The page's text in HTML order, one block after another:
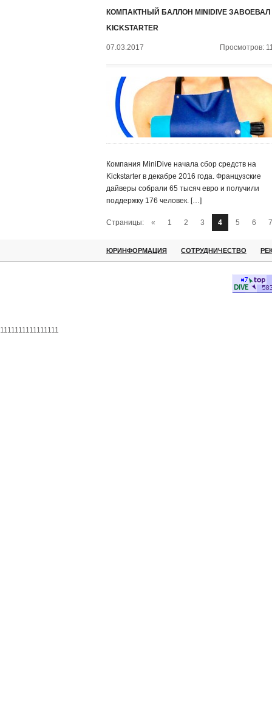
КОМПАКТНЫЙ БАЛЛОН MINIDIVE ЗАВОЕВАЛ
KICKSTARTER
07.03.2017 Просмотров:
Компания MiniDive начала сбор средств на
Kickstarter в декабре 2016 года. Французские
дайверы собрали 65 тысяч евро и получили
поддержку 176 человек. […]
Страницы: « 1 2 3 4 5 6 7
ЮРИНФОРМАЦИЯ СОТРУДНИЧЕСТВО
1111111111111111